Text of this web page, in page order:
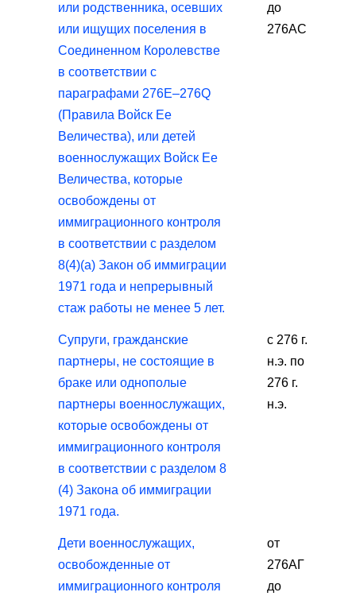
или родственника, осевших
или ищущих поселения в
Соединенном Королевстве
в соответствии с
параграфами 276E–276Q
(Правила Войск Ее
Величества), или детей
военнослужащих Войск Ее
Величества, которые
освобождены от
иммиграционного контроля
в соответствии с разделом
8(4)(a) Закон об иммиграции
1971 года и непрерывный
стаж работы не менее 5 лет.
до
276АС
Супруги, гражданские
партнеры, не состоящие в
браке или однополые
партнеры военнослужащих,
которые освобождены от
иммиграционного контроля
в соответствии с разделом 8
(4) Закона об иммиграции
1971 года.
с 276 г.
н.э. по
276 г.
н.э.
Дети военнослужащих,
освобожденные от
иммиграционного контроля
от
276АГ
до